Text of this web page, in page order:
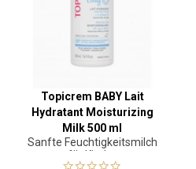
Topicrem BABY Lait
Hydratant Moisturizing
Milk 500 ml
Sanfte Feuchtigkeitsmilch
für Kinder